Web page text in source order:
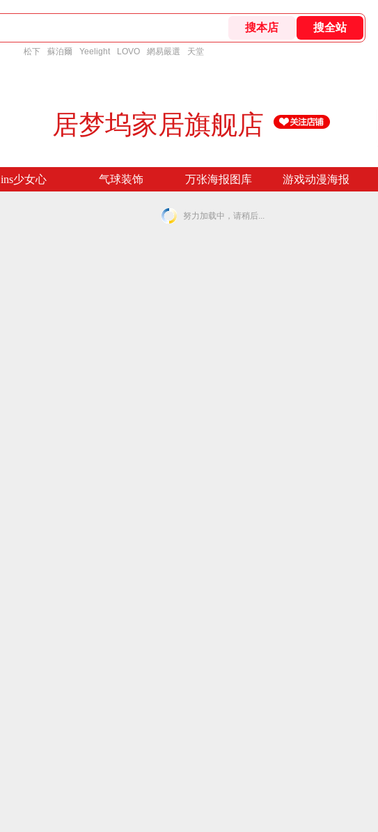
松下 蘇泊爾 Yeelight LOVO 網易嚴選 天堂
居梦坞家居旗舰店
ins少女心 气球装饰 万张海报图库 游戏动漫海报
努力加载中，请稍后...